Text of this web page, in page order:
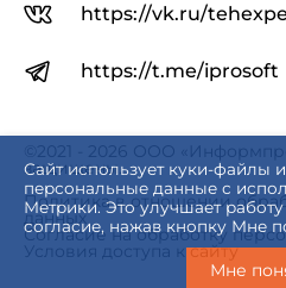
Сайт использует куки-файлы
персональные данные с
Метрики. Это улучшает
согласие, нажав кнопку Мне
Мне
https://vk.ru/
https://t.me/iprosoft
©2021 - 2026 ООО
защищены.
Политика в отношении
данных
Согласие на обработку
Условия доступа к сайту